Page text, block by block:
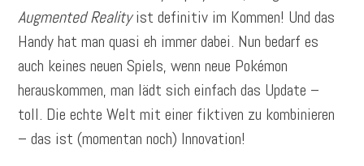
Augmented Realityist definitiv im Kommen! Und das
Handy hat man quasi eh immer dabei. Nun bedarf es
auch keines neuen Spiels, wenn neue Pokémon
herauskommen, man lädt sich einfach das Update –
toll. Die echte Welt mit einer fiktiven zu kombinieren
– das ist (momentan noch) Innovation!